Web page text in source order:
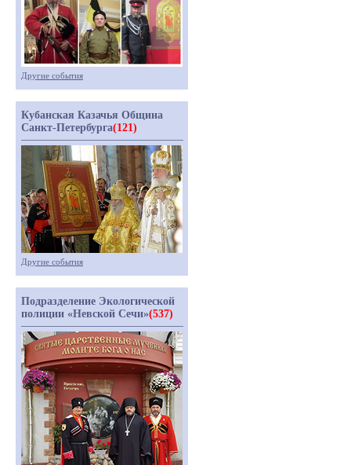
Другие события
Кубанская Казачья Община
Санкт-Петербурга(121)
Другие события
Подразделение Экологической
полиции «Невской Сечи»(537)